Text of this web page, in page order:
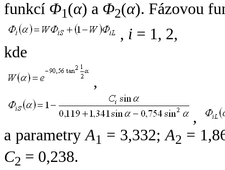
funkcí Φ1(α) a Φ2(α). Fázovou
, i = 1, 2,
kde
,
,
a parametryA1 = 3,332;A2 =
C2 = 0,238.